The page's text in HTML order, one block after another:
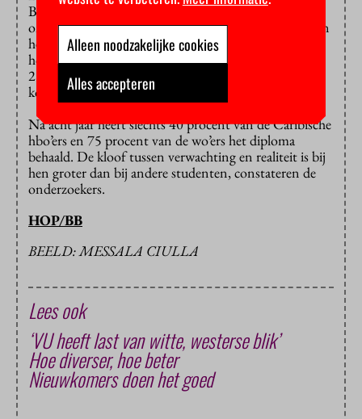
Bij haar brief zit ook een dik rapport van
onderzoeksbureau ResearchNed over de ervaringen en
het studiesucces van Caribische studenten. In het
hoger onderwijs starten elk jaar zo’n 750 hbo’ers en
250 wo-studenten die uit dat deel van het koninkrijk
komen.
Na acht jaar heeft slechts 40 procent van de Caribische
hbo’ers en 75 procent van de wo’ers het diploma
behaald. De kloof tussen verwachting en realiteit is bij
hen groter dan bij andere studenten, constateren de
onderzoekers.
HOP/BB
BEELD: MESSALA CIULLA
Lees ook
‘VU heeft last van witte, westerse blik’
Hoe diverser, hoe beter
Nieuwkomers doen het goed
Alleen noodzakelijke cookies
Alles accepteren